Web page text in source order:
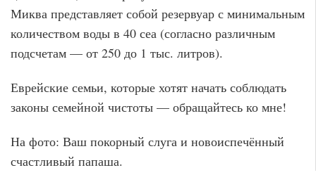
Миква представляет собой резервуар с минимальным
количеством воды в 40 сеа (согласно различным
подсчетам — от 250 до 1 тыс. литров).
Еврейские семьи, которые хотят начать соблюдать
законы семейной чистоты — обращайтесь ко мне!
На фото: Ваш покорный слуга и новоиспечённый
счастливый папаша.